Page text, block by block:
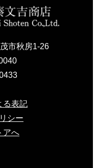
市秋房1-26
る表記
シー
アへ